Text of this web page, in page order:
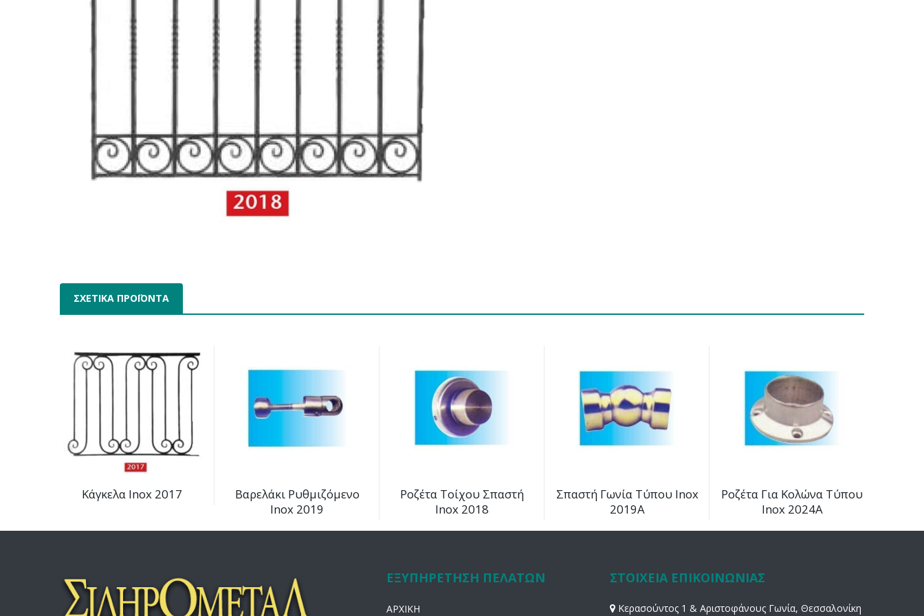
ΣΧΕΤΙΚΑ ΠΡΟΪΟΝΤΑ
Κάγκελα Inox 2017
Βαρελάκι Ρυθμιζόμενο
Inox 2019
Ροζέτα Τοίχου Σπαστή
Inox 2018
Σπαστή Γωνία Τύπου Inox
2019Α
Ροζέτα Για Κολώνα Τύπου
Inox 2024Α
ΕΞΥΠΗΡΕΤΗΣΗ ΠΕΛΑΤΩΝ
ΑΡΧΙΚΗ
ΣΤΟΙΧΕΙΑ ΕΠΙΚΟΙΝΩΝΙΑΣ
Κερασούντος 1 & Αριστοφάνους Γωνία, Θεσσαλονίκη